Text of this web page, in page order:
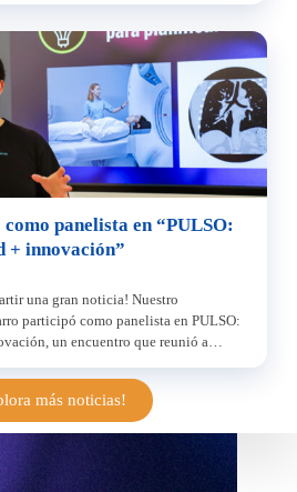
Carolina compartió su trayectoria
panelista en “PULSO:
+ innovación”
una gran noticia! Nuestro
participó como panelista en PULSO:
un encuentro que reunió a
del paciente a través del diseño, la
La actividad se realizó el martes […]
más noticias!